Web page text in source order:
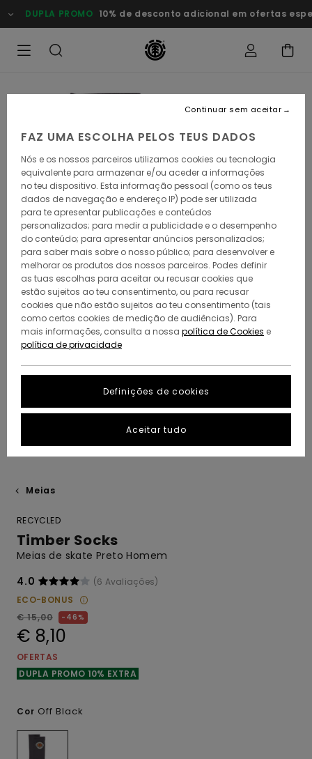
para
a
DUPLA PROMO 10% de desconto adicional em ofertas
Meias
RECYCLED
Timber Socks
Meias de skate Preto Homem
4.0
(6 Avaliações)
ECO-BONUS
€ 15,00
46%
€ 8,10
OFERTAS
DUPLA PROMO 10% EXTRA
Cor Off Black
FAZ UMA ESCOLHA PELOS TEUS DADOS
Nós e os nossos parceiros utilizamos cookies ou tecnologia
equivalente para armazenar e/ou aceder a informações
no teu dispositivo. Esta informação pessoal (como os teus
dados de navegação e endereço IP) pode ser utilizada
para te apresentar publicações e conteúdos
personalizados; para medir a publicidade e o desempenho
do conteúdo; para apresentar anúncios personalizados;
para saber mais sobre o nosso público; para desenvolver e
melhorar os produtos dos nossos parceiros. Podes definir
as tuas escolhas para aceitar ou recusar cookies que
estão sujeitos ao teu consentimento, ou para recusar
cookies que não estão sujeitos ao teu consentimento (tais
como certos cookies de medição de audiências). Para
mais informações, consulta a nossa política de Cookies e
política de privacidade
Definições de cookies
Continuar sem aceitar
Aceitar tudo